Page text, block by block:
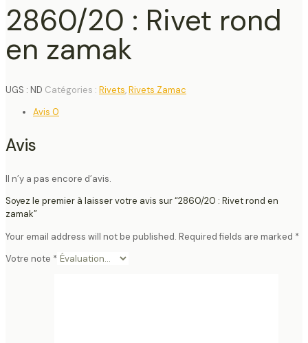
2860/20 : Rivet rond
en zamak
UGS : ND Catégories : Rivets,Rivets Zamac
Avis 0
Avis
Il n’y a pas encore d’avis.
Soyez le premier à laisser votre avis sur “2860/20 : Rivet rond en
zamak”
Your email address will not be published. Required fields are marked *
Votre note *